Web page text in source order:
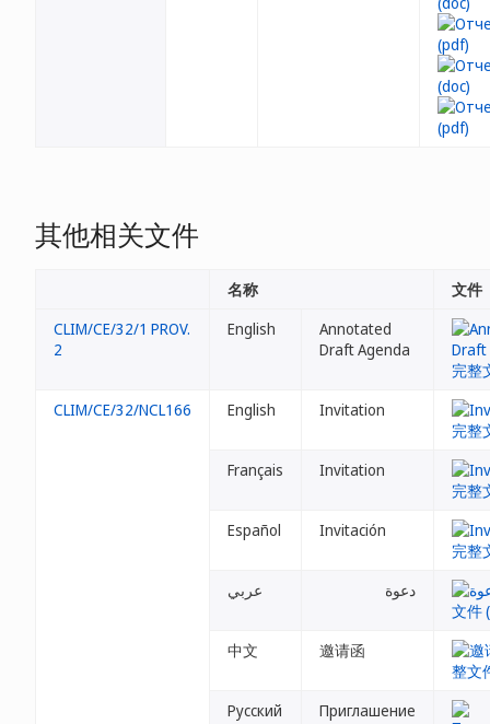
其他相关文件
名称
文件
CLIM/CE/32/1 PROV.
2
English
Annotated
Draft Agenda
CLIM/CE/32/NCL166 English Invitation
Français Invitation
Español Invitación
عربي دعوة
中文 邀请函
Русский Приглашение